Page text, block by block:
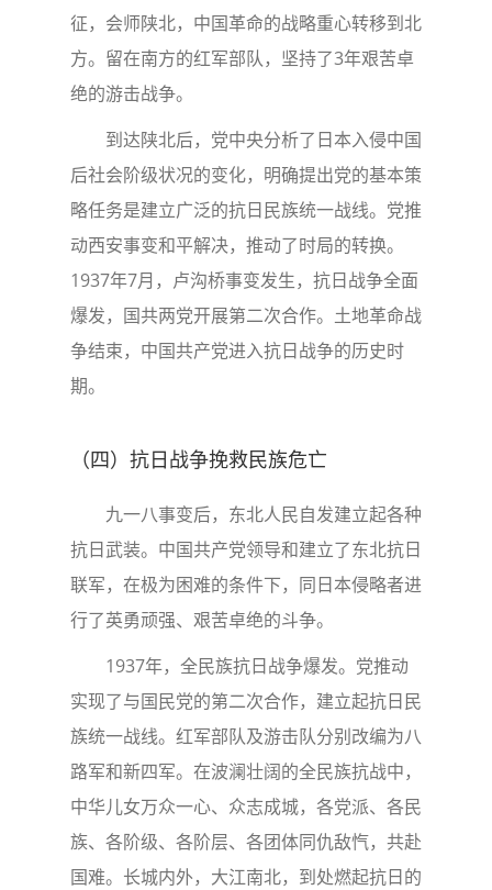
征，会师陕北，中国革命的战略重心转移到北
方。留在南方的红军部队，坚持了3年艰苦卓
绝的游击战争。
到达陕北后，党中央分析了日本入侵中国
后社会阶级状况的变化，明确提出党的基本策
略任务是建立广泛的抗日民族统一战线。党推
动西安事变和平解决，推动了时局的转换。
1937年7月，卢沟桥事变发生，抗日战争全面
爆发，国共两党开展第二次合作。土地革命战
争结束，中国共产党进入抗日战争的历史时
期。
（四）抗日战争挽救民族危亡
九一八事变后，东北人民自发建立起各种
抗日武装。中国共产党领导和建立了东北抗日
联军，在极为困难的条件下，同日本侵略者进
行了英勇顽强、艰苦卓绝的斗争。
1937年，全民族抗日战争爆发。党推动
实现了与国民党的第二次合作，建立起抗日民
族统一战线。红军部队及游击队分别改编为八
路军和新四军。在波澜壮阔的全民族抗战中，
中华儿女万众一心、众志成城，各党派、各民
族、各阶级、各阶层、各团体同仇敌忾，共赴
国难。长城内外，大江南北，到处燃起抗日的